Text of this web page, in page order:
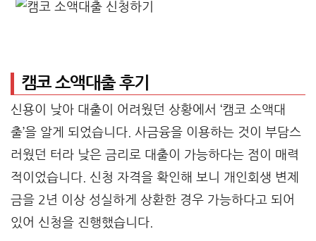
캠코 소액대출 후기
신용이 낮아 대출이 어려웠던 상황에서 ‘캠코 소액대
출’을 알게 되었습니다. 사금융을 이용하는 것이 부담스
러웠던 터라 낮은 금리로 대출이 가능하다는 점이 매력
적이었습니다. 신청 자격을 확인해 보니 개인회생 변제
금을 2년 이상 성실하게 상환한 경우 가능하다고 되어
있어 신청을 진행했습니다.